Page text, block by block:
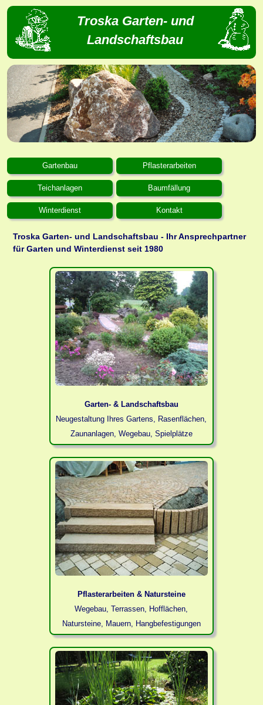
Troska Garten- und
Landschaftsbau
Gartenbau Pflasterarbeiten
Teichanlagen Baumfällung
Winterdienst Kontakt
Troska Garten- und Landschaftsbau - Ihr Ansprechpartner
für Garten und Winterdienst seit 1980
Garten- & Landschaftsbau
Neugestaltung Ihres Gartens, Rasenflächen,
Zaunanlagen, Wegebau, Spielplätze
Pflasterarbeiten & Natursteine
Wegebau, Terrassen, Hofflächen,
Natursteine, Mauern, Hangbefestigungen